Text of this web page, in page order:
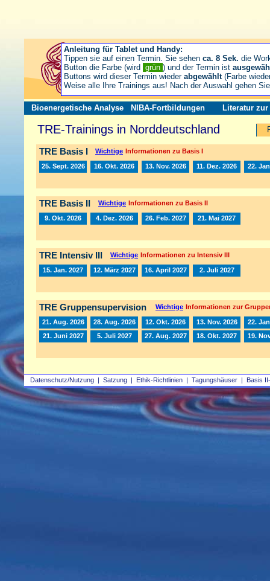
Datenschutz/Nutzung | Satzung | Ethik-Richtlinien | Tagungshäuser | Basis
Bioenergetische Analyse NIBA-Fortbildungen Literatur zur
TRE-Trainings in Norddeutschland
TRE Basis I Wichtige Informationen zu Basis I
25. Sept. 2026 16. Okt. 2026 13. Nov. 2026 11. Dez. 2026 22.
TRE Basis II Wichtige Informationen zu Basis II
9. Okt. 2026 4. Dez. 2026 26. Feb. 2027 21. Mai 2027
TRE Intensiv III Wichtige Informationen zu Intensiv III
15. Jan. 2027 12. März 2027 16. April 2027 2. Juli 2027
TRE Gruppensupervision Wichtige Informationen zur
21. Aug. 2026 28. Aug. 2026 12. Okt. 2026 13. Nov. 2026
22.
21. Juni 2027
5. Juli 2027 27. Aug. 2027 18. Okt. 2027 19.
Anleitung für Tablet und Handy:
Tippen sie auf einen Termin. Sie sehen ca. 8 Sek. die
Button die Farbe (wird grün ) und der Termin ist
Buttons wird dieser Termin wieder abgewählt(Farbe
Weise alle Ihre Trainings aus! Nach der Auswahl gehen